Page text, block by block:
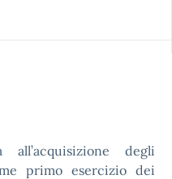
degli
primo esercizio dei